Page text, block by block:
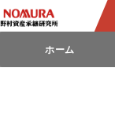
ホーム